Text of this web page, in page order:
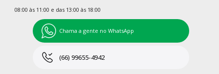
08:00 às 11:00 e das 13:00 às 18:00
Chama a gente no WhatsApp
(66) 99655-4942